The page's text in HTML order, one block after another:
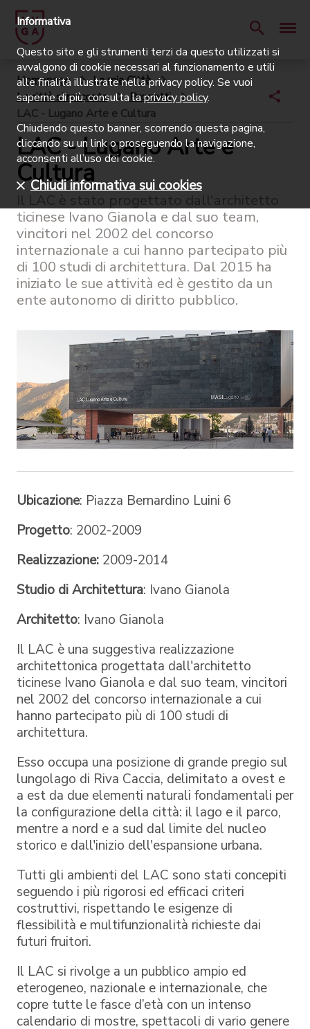
Homepage
La mia Città
La città si racconta
Progetti
LAC - Lugano Arte e Cultura
LAC - Lugano Arte e
Cultura
Il LAC è stato progettato dall'architetto
ticinese Ivano Gianola e dal suo team,
vincitori nel 2002 del concorso
internazionale a cui hanno partecipato più
di 100 studi di architettura. Dal 2015 ha
iniziato le sue attività ed è gestito da un
ente autonomo di diritto pubblico.
Ubicazione: Piazza Bernardino Luini 6
Progetto: 2002-2009
Realizzazione: 2009-2014
Studio di Architettura: Ivano Gianola
Architetto: Ivano Gianola
Il LAC è una suggestiva realizzazione
architettonica progettata dall'architetto
ticinese Ivano Gianola e dal suo team, vincitori
nel 2002 del concorso internazionale a cui
hanno partecipato più di 100 studi di
architettura.
Esso occupa una posizione di grande pregio sul
lungolago di Riva Caccia, delimitato a ovest e
a est da due elementi naturali fondamentali per
la configurazione della città: il lago e il parco,
mentre a nord e a sud dal limite del nucleo
storico e dall'inizio dell'espansione urbana.
Tutti gli ambienti del LAC sono stati concepiti
seguendo i più rigorosi ed efficaci criteri
costruttivi, rispettando le esigenze di
flessibilità e multifunzionalità richieste dai
futuri fruitori.
Il LAC si rivolge a un pubblico ampio ed
eterogeneo, nazionale e internazionale, che
copre tutte le fasce d’età con un intenso
calendario di mostre, spettacoli di vario genere
Informativa
Questo sito e gli strumenti terzi da questo utilizzati si
avvalgono di cookie necessari al funzionamento e utili
alle finalità illustrate nella privacy policy. Se vuoi
saperne di più, consulta laprivacy policy.
Chiudendo questo banner, scorrendo questa pagina,
cliccando su un link o proseguendo la navigazione,
acconsenti all’uso dei cookie.
Chiudi informativa sui cookies